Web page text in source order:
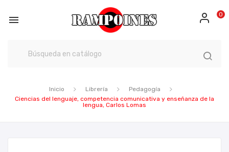
 0
Inicio Librería
Pedagogía
Ciencias del lenguaje, competencia comunicativa y enseñanza de la
lengua, Carlos Lomas